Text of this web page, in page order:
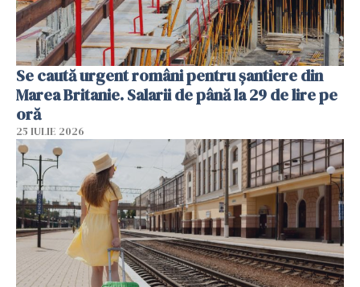
Se caută urgent români pentru șantiere din
Marea Britanie. Salarii de până la 29 de lire pe
oră
25 IULIE 2026